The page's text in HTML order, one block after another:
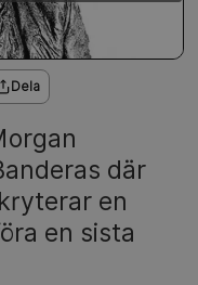
Dela
där
en
en sista